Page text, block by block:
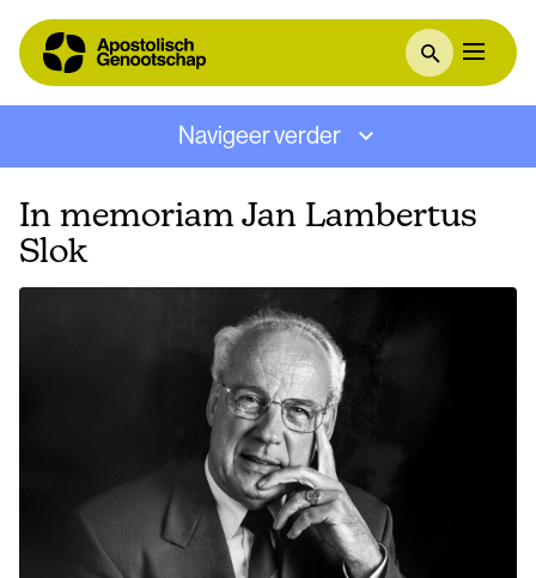
Navigeer verder
In memoriam Jan Lambertus
Slok